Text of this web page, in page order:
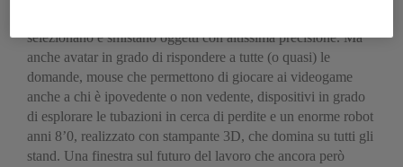
selezionano e smistano oggetti con altissima precisione. Ma
anche avatar in grado di rispondere a tutte (o quasi) le
domande, mouse che permettono di giocare ai videogame
anche a chi è ipovedente o non vedente, dispositivi in grado
di esplorare le tubazioni in cerca di perdite e un enorme robot
anni 8’0, realizzato con stampante 3D, che domina su tutti gli
stand. Una finestra sul futuro del lavoro che ancora però